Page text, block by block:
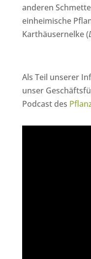
anderen
einheimische
Karthäusernelke (
Als Teil unserer
unser
Podcast des